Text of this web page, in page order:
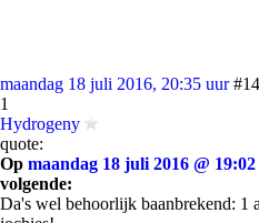
maandag 18 juli 2016, 20:35 uur #14
1
Hydrogeny
quote:
Op maandag 18 juli 2016 @ 19:02
volgende:
Da's wel behoorlijk baanbrekend: 1